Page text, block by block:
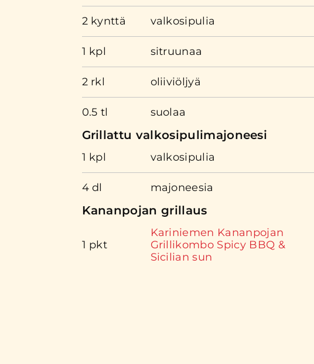
2 kynttä valkosipulia
1 kpl sitruunaa
2 rkl oliiviöljyä
0.5 tl suolaa
Grillattu valkosipulimajoneesi
1 kpl valkosipulia
4 dl majoneesia
Kananpojan grillaus
1 pkt
Kariniemen Kananpojan
Grillikombo Spicy BBQ &
Sicilian sun